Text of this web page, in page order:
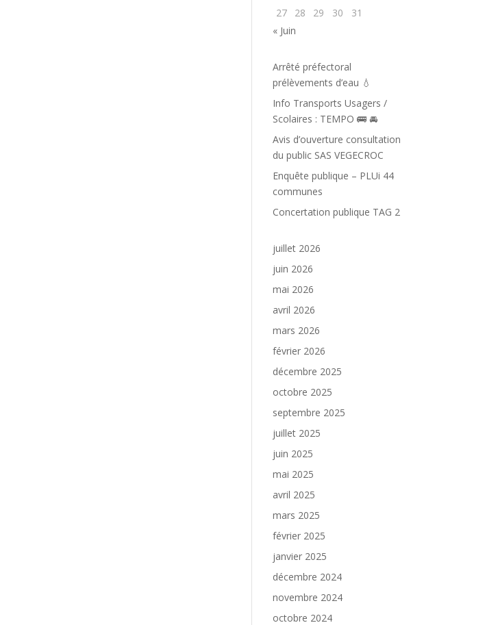
27
28 29 30
31
« Juin
Arrêté préfectoral
prélèvements d’eau 💧
Info Transports Usagers /
Scolaires : TEMPO 🚌 🚘️
Avis d’ouverture consultation
du public SAS VEGECROC
Enquête publique – PLUi 44
communes
Concertation publique TAG 2
juillet 2026
juin 2026
mai 2026
avril 2026
mars 2026
février 2026
décembre 2025
octobre 2025
septembre 2025
juillet 2025
juin 2025
mai 2025
avril 2025
mars 2025
février 2025
janvier 2025
décembre 2024
novembre 2024
octobre 2024